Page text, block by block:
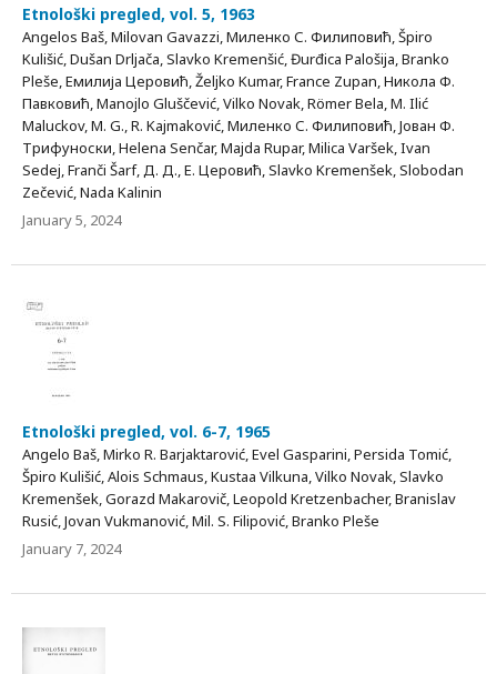
Etnološki pregled, vol. 5, 1963
Angelos Baš, Milovan Gavazzi, Миленко С. Филиповић, Špiro
Kulišić, Dušan Drljača, Slavko Kremenšić, Đurđica Palošija, Branko
Pleše, Емилија Церовић, Željko Kumar, France Zupan, Никола Ф.
Павковић, Manojlo Gluščević, Vilko Novak, Römer Bela, M. Ilić
Maluckov, M. G., R. Kajmaković, Миленко С. Филиповић, Јован Ф.
Трифуноски, Helena Senčar, Majda Rupar, Milica Varšek, Ivan
Sedej, Franči Šarf, Д. Д., Е. Церовић, Slavko Kremenšek, Slobodan
Zečević, Nada Kalinin
January 5, 2024
Etnološki pregled, vol. 6-7, 1965
Angelo Baš, Mirko R. Barjaktarović, Evel Gasparini, Persida Tomić,
Špiro Kulišić, Alois Schmaus, Kustaa Vilkuna, Vilko Novak, Slavko
Kremenšek, Gorazd Makarovič, Leopold Kretzenbacher, Branislav
Rusić, Jovan Vukmanović, Mil. S. Filipović, Branko Pleše
January 7, 2024